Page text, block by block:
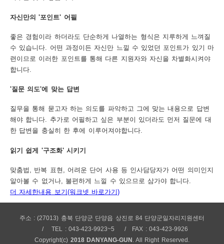
자신만의 '포인트' 어필
좋은 경험이라 하더라도 단순하게 나열하는 형식은 지루하게 느껴질
수 있습니다. 어떤 과정이든 자신만 느낄 수 있었던 포인트가 있기 마
련이므로 이러한 포인트를 통해 다른 지원자와 자신을 차별화시켜야
합니다.
'질문 의도'에 맞는 답변
질무을 통해 묻고자 하는 의도를 파악하고 그에 맞는 내용으로 답변
해야 합니다. 추가로 어필하고 싶은 부분이 있더라도 먼저 질문에 대
한 답변을 충실히 한 후에 이루어져야합니다.
읽기 쉽게 '구조화' 시키기
맞춤법, 반복 표현, 어려운 단어 사용 등 인사담당자가 어떤 의미인지
알아볼 수 없거나, 불편하게 느낄 수 있으므로 삼가야 합니다.
더 자세한내용 보기(워크넷 바로가기)
주소 : (27013) 충북 단양군 단양읍 상진로 84 단양군일자리지원센터
TEL : 043-423-9923~5
FAX : 043-423-9926
Copyright(c) 2018 DANYANG-GUN . All Right Reserved.